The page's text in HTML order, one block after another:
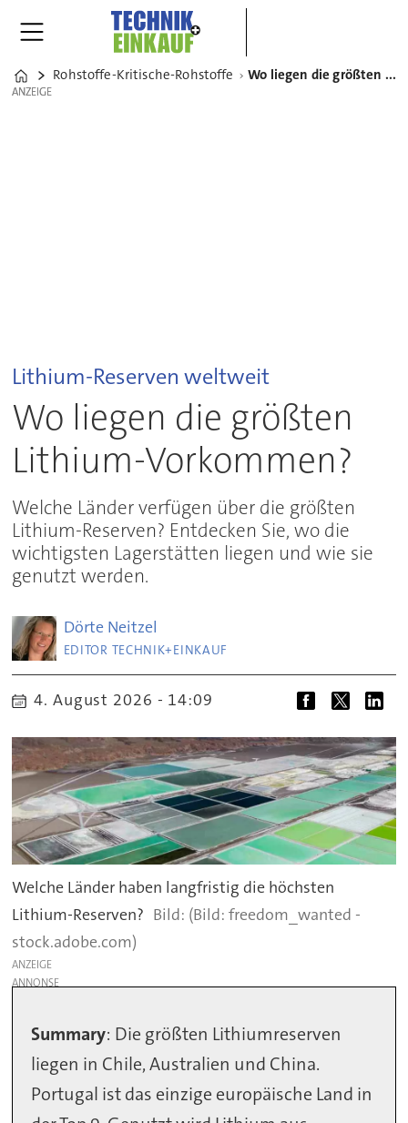
Home
Rohstoffe-Kritische-Rohstoffe Wo liegen die größten Lithium-Vorkommen?
ANZEIGE
ANZEIGE
Lithium-Reserven weltweit
Wo liegen die größten
Lithium-Vorkommen?
Welche Länder verfügen über die größten
Lithium-Reserven? Entdecken Sie, wo die
wichtigsten Lagerstätten liegen und wie sie
genutzt werden.
Dörte Neitzel
EDITOR TECHNIK+EINKAUF
4. August 2026 - 14:09
Welche Länder haben langfristig die höchsten
Lithium-Reserven?
(Bild: freedom_wanted -
stock.adobe.com)
ANZEIGE
Summary: Die größten Lithiumreserven
liegen in Chile, Australien und China.
Portugal ist das einzige europäische Land in